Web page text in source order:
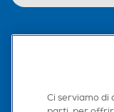
Ci serviamo di